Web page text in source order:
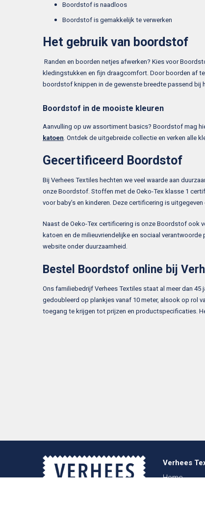
Boordstof is naadloos
Boordstof is gemakkelijk te verwerken
Het gebruik van boordstof
Randen en boorden netjes afwerken? Kies voor
kledingstukken en fijn draagcomfort. Door boorden af
boordstof knippen in de gewenste breedte passend bij
Boordstof in de mooiste kleuren
Aanvulling op uw assortiment basics? Boordstof mag
katoen . Ontdek de uitgebreide collectie en verken alle
Gecertificeerd Boordstof
Bij Verhees Textiles hechten we veel waarde aan
onze Boordstof. Stoffen met de Oeko-Tex klasse 1
voor baby’s en kinderen. Deze certificering is
Naast de Oeko-Tex certificering is onze Boordstof ook
katoen en de milieuvriendelijke en sociaal
website onder duurzaamheid.
Bestel Boordstof online bij
Ons familiebedrijf Verhees Textiles staat al meer dan
gedoubleerd op plankjes vanaf 10 meter, alsook op rol
toegang te krijgen tot prijzen en productspecificaties.
Verhees
Home